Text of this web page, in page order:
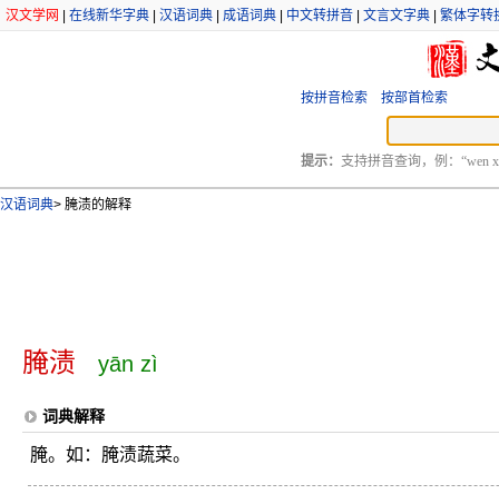
汉文学网 在线新华字典 汉语词典 成语词典 中文转拼音 文言文字典 繁体字转
按拼音检索 按部首检索
提示： 支持拼音查询，例：“wen
汉语词典> 腌渍的解释
腌渍 yān zì
词典解释
腌。如：腌渍蔬菜。